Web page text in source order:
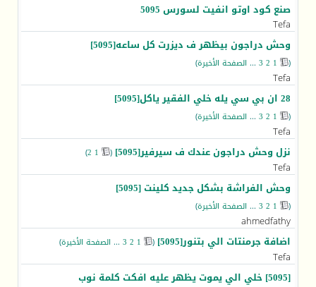
صنع كود اوتو انفيت لسورس 5095
Tefa
وحش دراجون بيظهر ف ديزرت كل ساعه[5095]
(
1
2
3
... الصفحة الأخيرة)
Tefa
28 ان بي سي يله خلي الفقير ياكل[5095]
(
1
2
3
... الصفحة الأخيرة)
Tefa
نزل وحش دراجون عندك ف سيرفير[5095]
(
1
2
)
Tefa
وحش الفراشة بشكل جديد كلينت [5095]
(
1
2
3
... الصفحة الأخيرة)
ahmedfathy
اضافة جرمنتات الي بتنور[5095]
(
1
2
3
... الصفحة الأخيرة)
Tefa
[5095] خلي الي يموت يظهر عليه افكت كلمة نوب